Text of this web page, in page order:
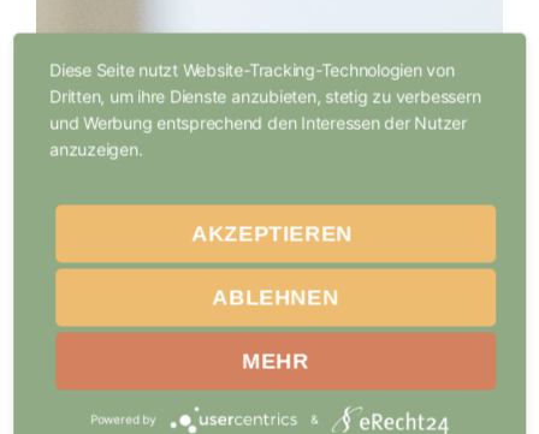
Diese Seite nutzt Website-Tracking-Technologien von
Dritten, um ihre Dienste anzubieten, stetig zu verbessern
und Werbung entsprechend den Interessen der Nutzer
anzuzeigen.
AKZEPTIEREN
ABLEHNEN
MEHR
Powered by &